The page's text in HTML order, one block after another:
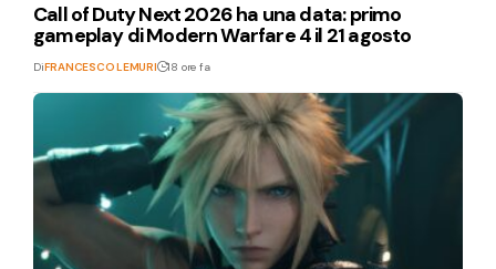
Call of Duty Next 2026 ha una data: primo
gameplay di Modern Warfare 4 il 21 agosto
DiFRANCESCO LEMURI 18 ore fa